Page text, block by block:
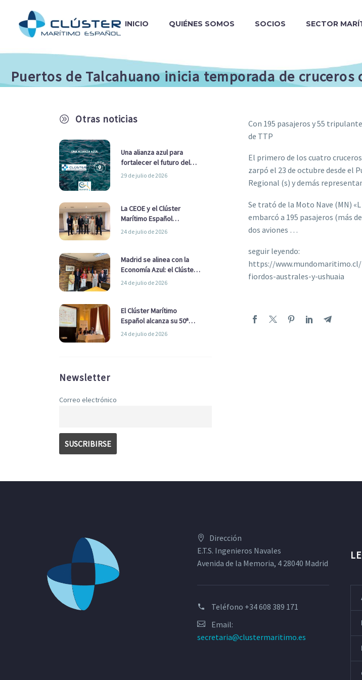
INICIO QUIÉNES SOMOS SOCIOS SECTOR
Puertos de Talcahuano inicia temporada de
A Otras noticias
Una alianza azul para
fortalecer el futuro del
sector marítimo
29 de julio de 2026
La CEOE y el Clúster
Marítimo Español
refuerzan su alianza para
24 de julio de 2026
Madrid se alinea con la
Economía Azul: el Clúster
Marítimo Español y la Real
Ayuntamiento
24 de julio de 2026
El Clúster Marítimo
Español alcanza su 50ª
Asamblea reafirmando su
24 de julio de 2026
Newsletter
Correo electrónico
Con 195 pasajeros y 55
de TTP
El primero de los cuatro
zarpó el 23 de octubre desde el
Regional (s) y demás
Se trató de la Moto Nave (MN)
embarcó a 195 pasajeros (más
dos aviones …
seguir leyendo:
https://
fiordos-australes-y-ushuaia
Dirección
E.T.S. Ingenieros Navales
Avenida de la Memoria, 4 28040 Madrid
Teléfono +34 608 389 171
Email:
secretaria@clustermaritimo.es